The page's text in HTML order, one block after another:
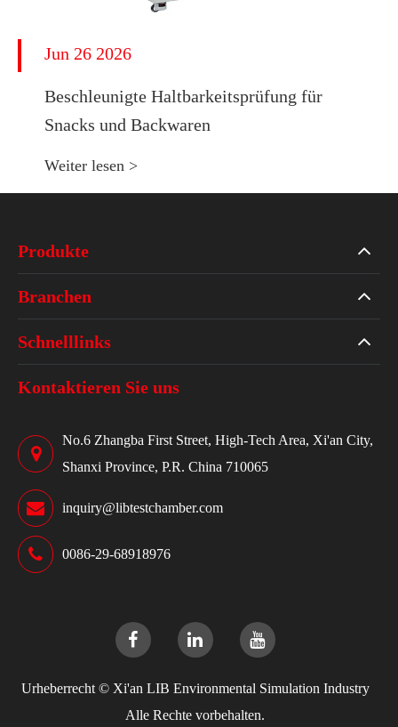
Jun 26 2026
Beschleunigte Haltbarkeitsprüfung für
Snacks und Backwaren
Weiter lesen >
Produkte
Branchen
Schnelllinks
Kontaktieren Sie uns
No.6 Zhangba First Street, High-Tech Area, Xi'an City,
Shanxi Province, P.R. China 710065
inquiry@libtestchamber.com
0086-29-68918976
Urheberrecht © Xi'an LIB Environmental Simulation Industry
Alle Rechte vorbehalten.